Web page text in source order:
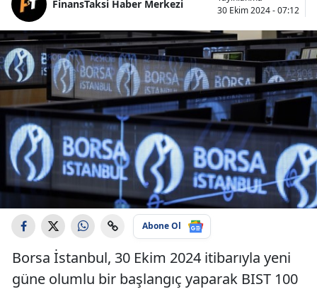
FinansTaksi Haber Merkezi
30 Ekim 2024 - 07:12
Abone Ol
Borsa İstanbul, 30 Ekim 2024 itibarıyla yeni
güne olumlu bir başlangıç yaparak BIST 100